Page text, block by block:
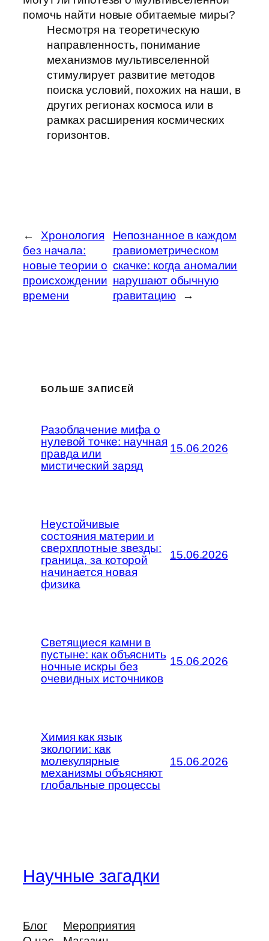
помочь найти новые обитаемые миры?
Несмотря на теоретическую
направленность, понимание
механизмов мультивселенной
стимулирует развитие методов
поиска условий, похожих на наши, в
других регионах космоса или в
рамках расширения космических
горизонтов.
←
Хронология
без начала:
новые теории о
происхождении
времени
Непознанное в каждом
гравиометрическом
скачке: когда аномалии
нарушают обычную
гравитацию
→
БОЛЬШЕ ЗАПИСЕЙ
Разоблачение мифа о
нулевой точке: научная
правда или
мистический заряд
15.06.2026
Неустойчивые
состояния материи и
сверхплотные звезды:
граница, за которой
начинается новая
физика
15.06.2026
Светящиеся камни в
пустыне: как объяснить
ночные искры без
очевидных источников
15.06.2026
Химия как язык
экологии: как
молекулярные
механизмы объясняют
глобальные процессы
15.06.2026
Научные загадки
Блог
Мероприятия